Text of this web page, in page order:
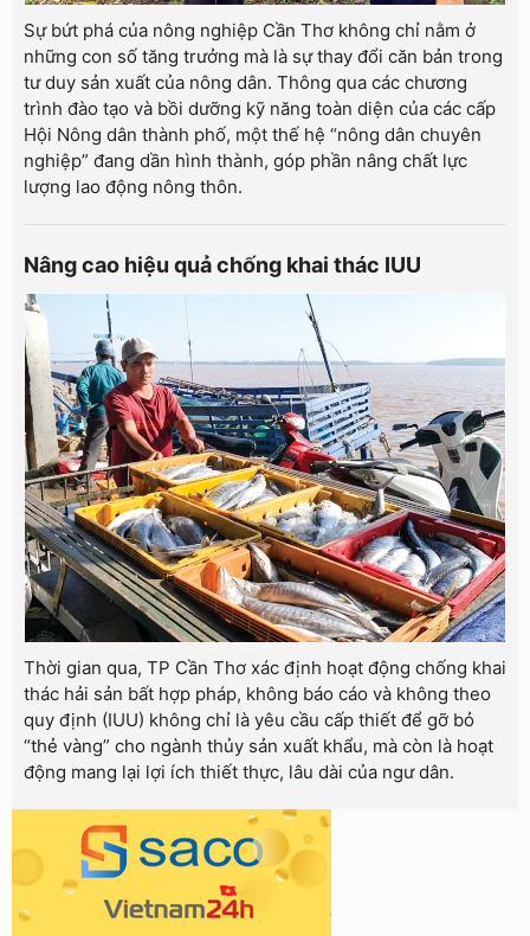
Sự bứt phá của nông nghiệp Cần Thơ không chỉ nằm ở
những con số tăng trưởng mà là sự thay đổi căn bản trong
tư duy sản xuất của nông dân. Thông qua các chương
trình đào tạo và bồi dưỡng kỹ năng toàn diện của các cấp
Hội Nông dân thành phố, một thế hệ “nông dân chuyên
nghiệp” đang dần hình thành, góp phần nâng chất lực
lượng lao động nông thôn.
Nâng cao hiệu quả chống khai thác IUU
Thời gian qua, TP Cần Thơ xác định hoạt động chống khai
thác hải sản bất hợp pháp, không báo cáo và không theo
quy định (IUU) không chỉ là yêu cầu cấp thiết để gỡ bỏ
“thẻ vàng” cho ngành thủy sản xuất khẩu, mà còn là hoạt
động mang lại lợi ích thiết thực, lâu dài của ngư dân.